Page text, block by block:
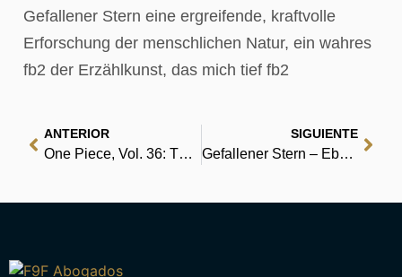
Gefallener Stern eine ergreifende, kraftvolle
Erforschung der menschlichen Natur, ein wahres
fb2 der Erzählkunst, das mich tief fb2
ANTERIOR
One Piece, Vol. 36: The Ninth Justice : Free
SIGUIENTE
Gefallener Stern – Ebook